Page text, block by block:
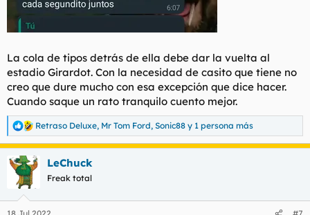
La cola de tipos detrás de ella debe dar la vuelta al
estadio Girardot. Con la necesidad de casito que tiene no
creo que dure mucho con esa excepción que dice hacer.
Cuando saque un rato tranquilo cuento mejor.
R
e
a
c
c
Retraso Deluxe, Mr Tom Ford, Sonic88 y 1 persona más
LeChuck
Freak total